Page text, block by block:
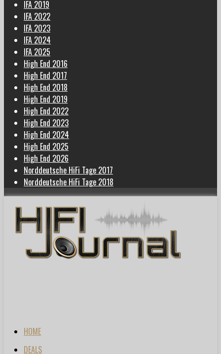
IFA 2019
IFA 2022
IFA 2023
IFA 2024
IFA 2025
High End 2016
High End 2017
High End 2018
High End 2019
High End 2022
High End 2023
High End 2024
High End 2025
High End 2026
Norddeutsche HiFi Tage 2017
Norddeutsche HiFi Tage 2018
HOME
DEALS